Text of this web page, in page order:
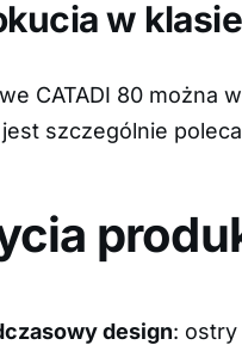
w
CATADI 80 można
jest szczególnie
design: